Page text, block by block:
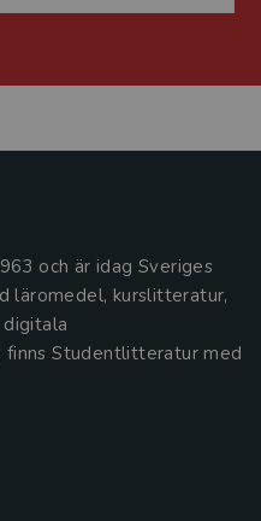
och är idag Sveriges
läromedel, kurslitteratur,
Studentlitteratur med